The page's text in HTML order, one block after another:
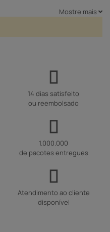
A Habitat e Jardim oferece-lhe
suas expectativas: armário
metálico e armário de design.
Mostre mais
14 dias satisfeito
ou reembolsado
1.000.000
de pacotes entregues
Atendimento ao cliente
disponível